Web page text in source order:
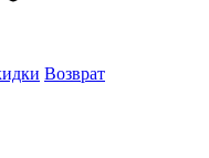
Возврат